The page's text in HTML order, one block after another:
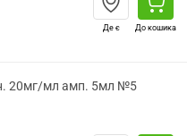
Де є До кошика
20мг/мл амп. 5мл №5